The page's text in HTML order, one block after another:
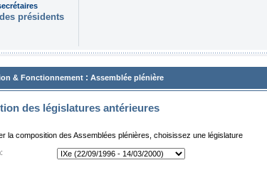
présidents
& Fonctionnement : Assemblée plénière
des législatures antérieures
la composition des Assemblées plénières, choisissez une législature